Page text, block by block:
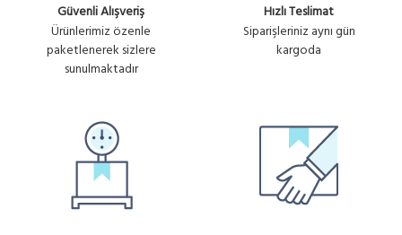
Güvenli Alışveriş
Ürünlerimiz özenle
paketlenerek sizlere
sunulmaktadır
Hızlı Teslimat
Siparişleriniz aynı gün
kargoda